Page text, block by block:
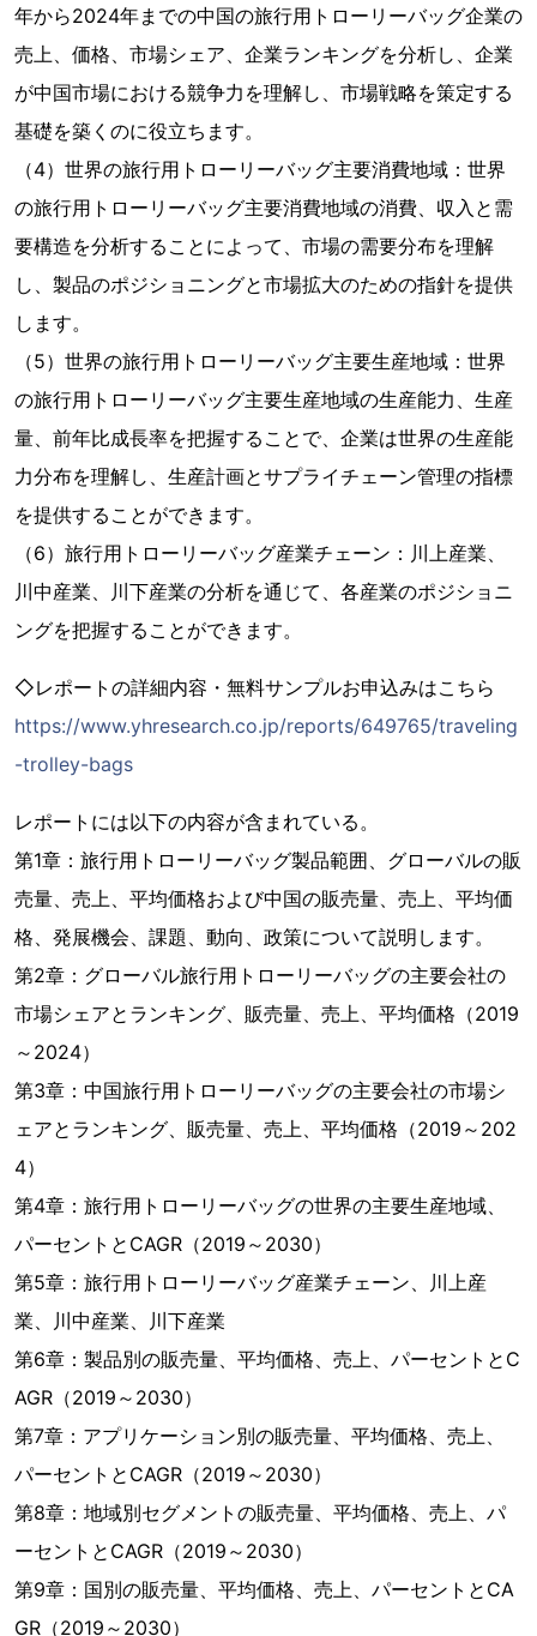
年から2024年までの中国の旅行用トローリーバッグ企業の
売上、価格、市場シェア、企業ランキングを分析し、企業
が中国市場における競争力を理解し、市場戦略を策定する
基礎を築くのに役立ちます。
（4）世界の旅行用トローリーバッグ主要消費地域：世界
の旅行用トローリーバッグ主要消費地域の消費、収入と需
要構造を分析することによって、市場の需要分布を理解
し、製品のポジショニングと市場拡大のための指針を提供
します。
（5）世界の旅行用トローリーバッグ主要生産地域：世界
の旅行用トローリーバッグ主要生産地域の生産能力、生産
量、前年比成長率を把握することで、企業は世界の生産能
力分布を理解し、生産計画とサプライチェーン管理の指標
を提供することができます。
（6）旅行用トローリーバッグ産業チェーン：川上産業、
川中産業、川下産業の分析を通じて、各産業のポジショニ
ングを把握することができます。
◇レポートの詳細内容・無料サンプルお申込みはこちら
https://www.yhresearch.co.jp/reports/649765/traveling
-trolley-bags
レポートには以下の内容が含まれている。
第1章：旅行用トローリーバッグ製品範囲、グローバルの販
売量、売上、平均価格および中国の販売量、売上、平均価
格、発展機会、課題、動向、政策について説明します。
第2章：グローバル旅行用トローリーバッグの主要会社の
市場シェアとランキング、販売量、売上、平均価格（2019
～2024）
第3章：中国旅行用トローリーバッグの主要会社の市場シ
ェアとランキング、販売量、売上、平均価格（2019～202
4）
第4章：旅行用トローリーバッグの世界の主要生産地域、
パーセントとCAGR（2019～2030）
第5章：旅行用トローリーバッグ産業チェーン、川上産
業、川中産業、川下産業
第6章：製品別の販売量、平均価格、売上、パーセントとC
AGR（2019～2030）
第7章：アプリケーション別の販売量、平均価格、売上、
パーセントとCAGR（2019～2030）
第8章：地域別セグメントの販売量、平均価格、売上、パ
ーセントとCAGR（2019～2030）
第9章：国別の販売量、平均価格、売上、パーセントとCA
GR（2019～2030）